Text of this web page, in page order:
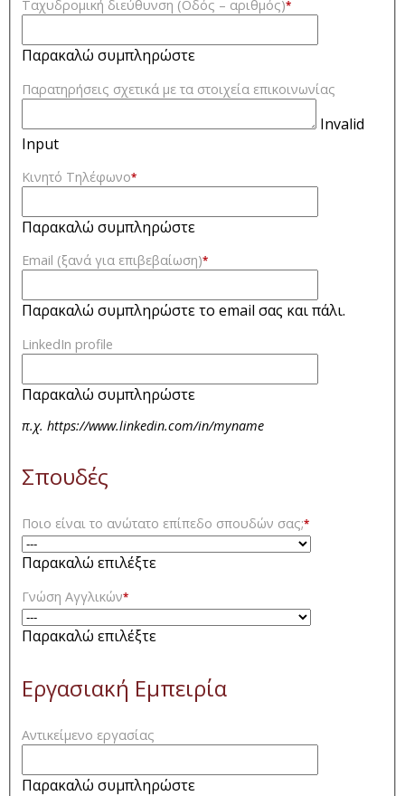
Ταχυδρομική διεύθυνση (Οδός – αριθμός)*
Παρακαλώ συμπληρώστε
Παρατηρήσεις σχετικά με τα στοιχεία επικοινωνίας
Invalid
Input
Κινητό Τηλέφωνο*
Παρακαλώ συμπληρώστε
Email (ξανά για επιβεβαίωση)*
Παρακαλώ συμπληρώστε το email σας και πάλι.
LinkedIn profile
Παρακαλώ συμπληρώστε
π.χ. https://www.linkedin.com/in/myname
Σπουδές
Ποιο είναι το ανώτατο επίπεδο σπουδών σας;*
Παρακαλώ επιλέξτε
Γνώση Αγγλικών*
Παρακαλώ επιλέξτε
Εργασιακή Εμπειρία
Αντικείμενο εργασίας
Παρακαλώ συμπληρώστε